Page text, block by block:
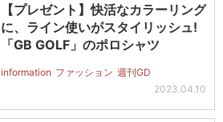
【プレゼント】快活なカラーリング
に、ライン使いがスタイリッシュ!
「GB GOLF」のポロシャツ
information ファッション 週刊GD
2023.04.10